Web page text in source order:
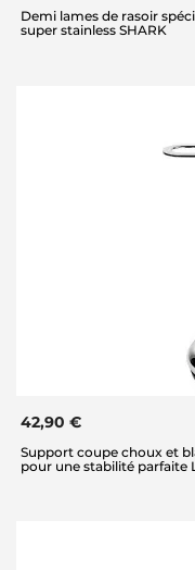
Demi lames de rasoir
super stainless SHARK
42,90 €
Support coupe choux et
pour une stabilité parfaite